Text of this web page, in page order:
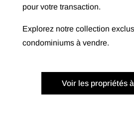
pour votre transaction.
Explorez notre collection
condominiums à vendre.
Voir les propriétés